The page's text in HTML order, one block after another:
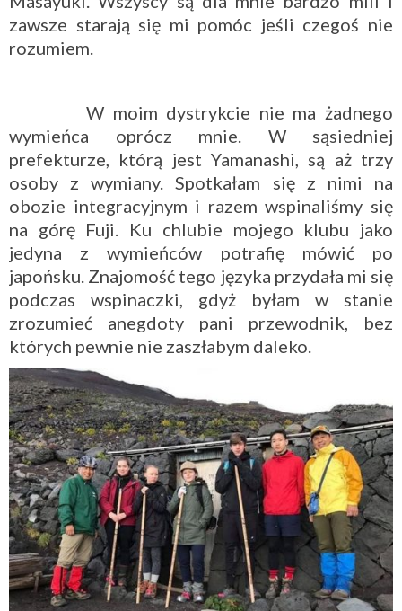
zawsze starają się mi pomóc jeśli czegoś nie
rozumiem.
W moim dystrykcie nie ma żadnego
wymieńca oprócz mnie. W sąsiedniej
prefekturze, którą jest Yamanashi, są aż trzy
osoby z wymiany. Spotkałam się z nimi na
obozie integracyjnym i razem wspinaliśmy się
na górę Fuji. Ku chlubie mojego klubu jako
jedyna z wymieńców potrafię mówić po
japońsku. Znajomość tego języka przydała mi się
podczas wspinaczki, gdyż byłam w stanie
zrozumieć anegdoty pani przewodnik, bez
których pewnie nie zaszłabym daleko.